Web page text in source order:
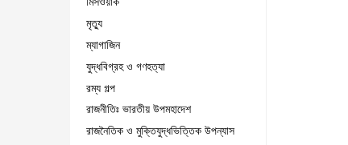
মৃত্যু
ম্যাগাজিন
যুদ্ধবিগ্রহ ও গণহত্যা
রম্য গল্প
রাজনীতিঃ ভারতীয় উপমহাদেশ
রাজনৈতিক ও মুক্তিযুদ্ধভিত্তিক উপন্যাস